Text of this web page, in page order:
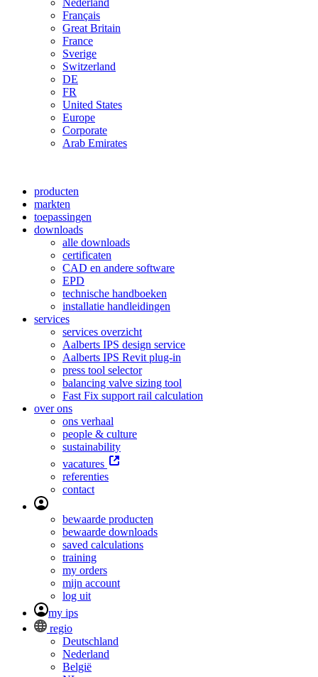
Nederland
Français
Great Britain
France
Sverige
Switzerland
DE
FR
United States
Europe
Corporate
Arab Emirates
producten
markten
toepassingen
downloads
alle downloads
certificaten
CAD en andere software
EPD
technische handboeken
installatie handleidingen
services
services overzicht
Aalberts IPS design service
Aalberts IPS Revit plug-in
press tool selector
balancing valve sizing tool
Fast Fix support rail calculation
over ons
ons verhaal
people & culture
sustainability
vacatures
referenties
contact
bewaarde producten
bewaarde downloads
saved calculations
training
my orders
mijn account
log uit
my ips
regio
Deutschland
Nederland
België